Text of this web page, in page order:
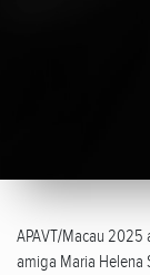
APAVT/Macau 2025
amiga Maria Helena